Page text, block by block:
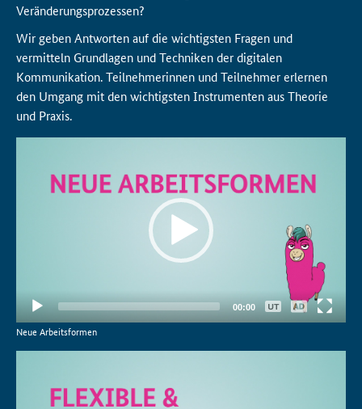
Veränderungsprozessen?
Wir geben Antworten auf die wichtigsten Fragen und
vermitteln Grundlagen und Techniken der digitalen
Kommunikation. Teilnehmerinnen und Teilnehmer erlernen
den Umgang mit den wichtigsten Instrumenten aus Theorie
und Praxis.
00:00
Keine
Deutsch
Neue Arbeitsformen